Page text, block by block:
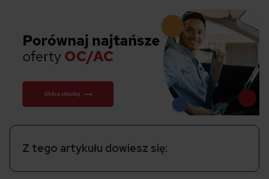
Z tego artykułu dowiesz się: